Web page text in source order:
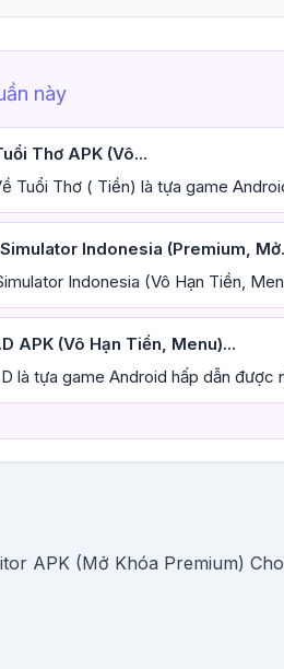
này
Thơ APK (Vô...
Tuổi Thơ ( Tiền) là tựa game
Indonesia (Premium,
Indonesia (Vô Hạn Tiền,
APK (Vô Hạn Tiền, Menu)...
là tựa game Android hấp dẫn